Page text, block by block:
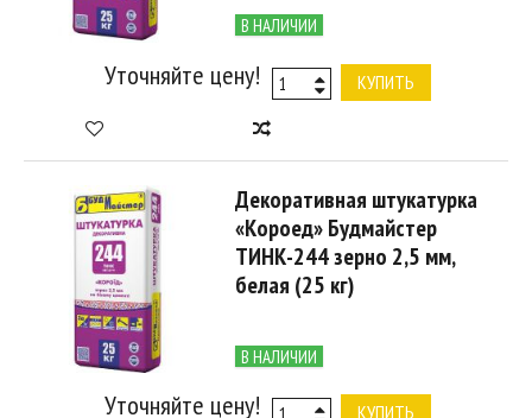
В НАЛИЧИИ
Уточняйте цену! КУПИТЬ
Декоративная штукатурка
«Короед» Будмайстер
ТИНК-244 зерно 2,5 мм,
белая (25 кг)
В НАЛИЧИИ
Уточняйте цену! КУПИТЬ